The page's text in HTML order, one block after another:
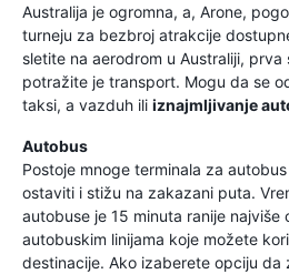
Australija je ogromna, a, Arone,
turneju za bezbroj atrakcije
sletite na aerodrom u Australiji,
potražite je transport. Mogu da se
taksi, a vazduh ili iznajmljivanje
Autobus
Postoje mnoge terminala za
ostaviti i stižu na zakazani puta.
autobuse je 15 minuta ranije najviše
autobuskim linijama koje možete
destinacije. Ako izaberete opciju da